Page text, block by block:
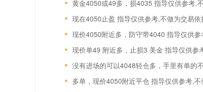
黄金4050或49多，损4035 指导仅供参考,
现在4050止盈 指导仅供参考,不做为交易依
现价4050附近多，防守带4040 指导仅供参
现价单49 附近多，止损3 美金 指导仅供参
没有进场的可以4048轻仓多，手里有单的
多单，现价4050附近平仓 指导仅供参考,不